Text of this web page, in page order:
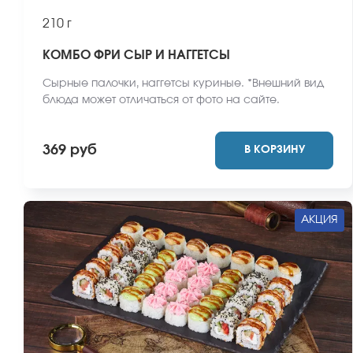
210 г
КОМБО ФРИ СЫР И НАГГЕТСЫ
Сырные палочки, наггетсы куриные. *Внешний вид
блюда может отличаться от фото на сайте.
369 руб В КОРЗИНУ
АКЦИЯ